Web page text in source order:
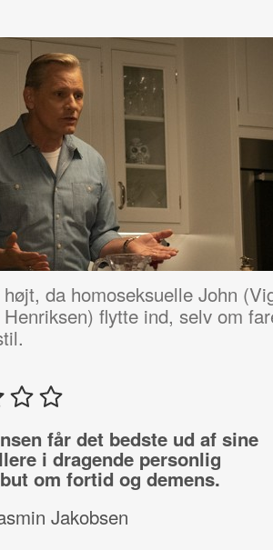
da homoseksuelle John
flytte ind, selv om
får det bedste ud af sine
i dragende personlig
om fortid og demens.
Jakobsen